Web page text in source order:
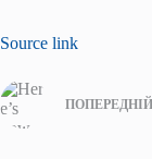
Source link
ПОПЕРЕДНІЙ